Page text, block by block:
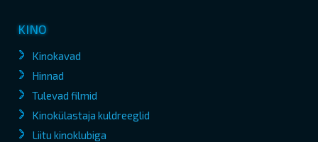
KINO
Kinokavad
Hinnad
Tulevad filmid
Kinokülastaja kuldreeglid
Liitu kinoklubiga